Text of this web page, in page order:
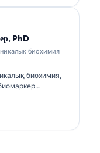
PhD
биохимия
биохимия,
тәжірибесін
химия
бола отырып, ол